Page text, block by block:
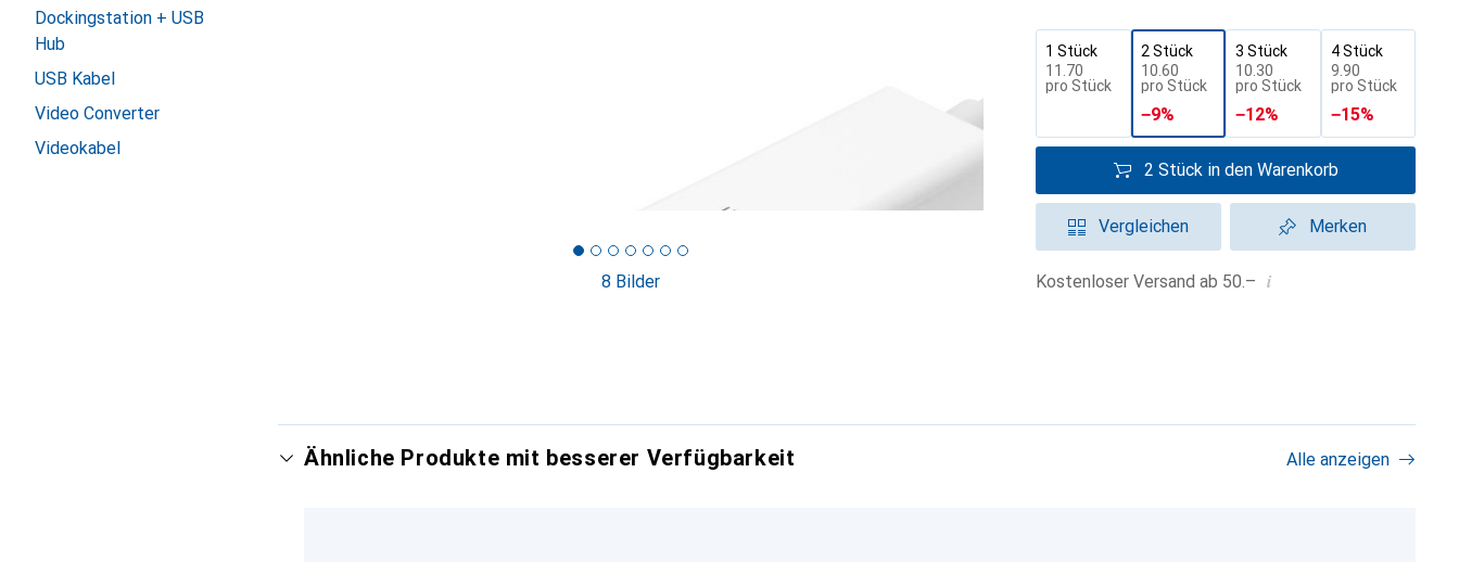
Dockingstation + USB
Hub
USB Kabel
Video Converter
Videokabel
8 Bilder
1 Stück
CHF
11.70
pro Stück
2 Stück
CHF
10.60
pro Stück
−9%
3 Stück
CHF
10.30
pro Stück
−12%
4 Stück
CHF
9.90
pro Stück
−15%
2 Stück in den Warenkorb
Vergleichen Merken
Kostenloser Versand ab 50.– i
Ähnliche Produkte mit besserer Verfügbarkeit Alle anzeigen